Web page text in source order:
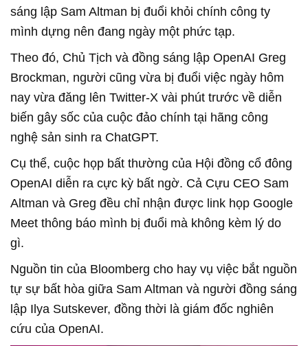
sáng lập Sam Altman bị đuổi khỏi chính công ty
mình dựng nên đang ngày một phức tạp.
Theo đó, Chủ Tịch và đồng sáng lập OpenAI Greg
Brockman, người cũng vừa bị đuổi việc ngày hôm
nay vừa đăng lên Twitter-X vài phút trước về diễn
biến gây sốc của cuộc đảo chính tại hãng công
nghệ sản sinh ra ChatGPT.
Cụ thể, cuộc họp bất thường của Hội đồng cổ đông
OpenAI diễn ra cực kỳ bất ngờ. Cả Cựu CEO Sam
Altman và Greg đều chỉ nhận được link họp Google
Meet thông báo mình bị đuổi mà không kèm lý do
gì.
Nguồn tin của Bloomberg cho hay vụ việc bắt nguồn
tự sự bất hòa giữa Sam Altman và người đồng sáng
lập Ilya Sutskever, đồng thời là giám đốc nghiên
cứu của OpenAI.